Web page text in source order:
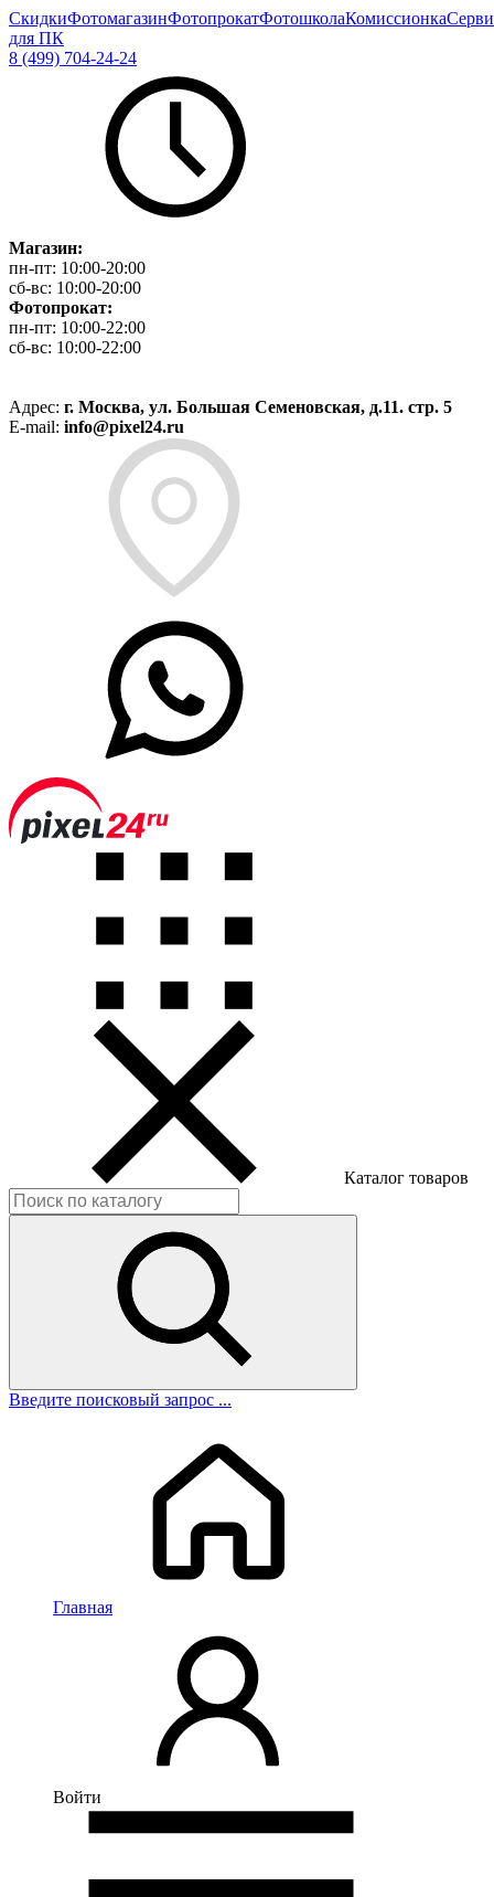
СкидкиФотомагазинФотопрокатФотошколаКомиссионка
для ПК
8 (499) 704-24-24
Магазин:
пн-пт: 10:00-20:00
сб-вс: 10:00-20:00
Фотопрокат:
пн-пт: 10:00-22:00
сб-вс: 10:00-22:00
Адрес: г. Москва, ул. Большая Семеновская, д.11. стр. 5
E-mail: info@pixel24.ru
Каталог товаров
Введите поисковый запрос ...
Главная
Войти